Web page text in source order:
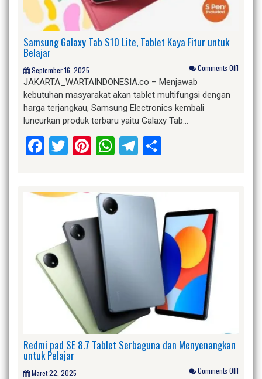
Samsung Galaxy Tab S10 Lite, Tablet Kaya Fitur untuk
Belajar
September 16, 2025 Comments Off!
JAKARTA_WARTAINDONESIA.co – Menjawab
kebutuhan masyarakat akan tablet multifungsi dengan
harga terjangkau, Samsung Electronics kembali
luncurkan produk terbaru yaitu Galaxy Tab…
Facebook
Twitter
Pinterest
WhatsApp
Telegram
Redmi pad SE 8.7 Tablet Serbaguna dan Menyenangkan
untuk Pelajar
Maret 22, 2025 Comments Off!